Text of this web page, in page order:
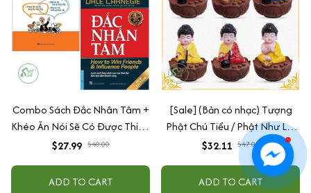
Combo Sách Đắc Nhân Tâm +
Khéo Ăn Nói Sẽ Có Được Thiên
Hạ
$27.99 $40.00
ADD TO CART
[Sale] (Bản có nhạc) Tượng
Phật Chú Tiểu / Phật Như Lai
Gõ Mõ Tụng Kinh Có 6 Bài
Nhạc (Ship 4-7 ngày)
$32.11 $47.00
ADD TO CART